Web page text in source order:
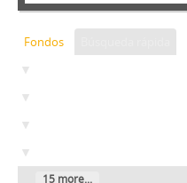
Fondos
15 more...